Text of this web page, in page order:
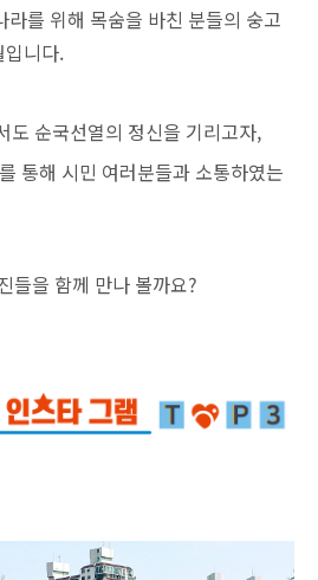
를 위해 목숨을 바친 분들의 숭고
입니다.
도 순국선열의 정신을 기리고자,
통해 시민 여러분들과 소통하였는
들을 함께 만나 볼까요?